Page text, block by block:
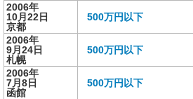
2006年
10月22日
京都
500万円以下
2006年
9月24日
札幌
500万円以下
2006年
7月8日
函館
500万円以下